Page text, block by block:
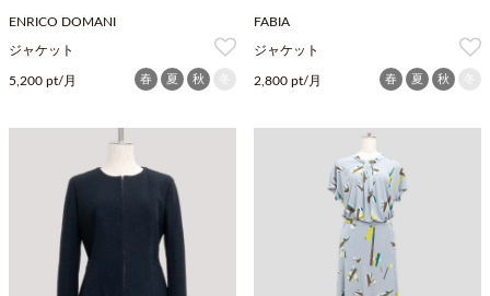
ENRICO DOMANI
ジャケット
5,200 pt/月 春 夏 秋
FABIA
ジャケット
2,800 pt/月 春 夏 秋